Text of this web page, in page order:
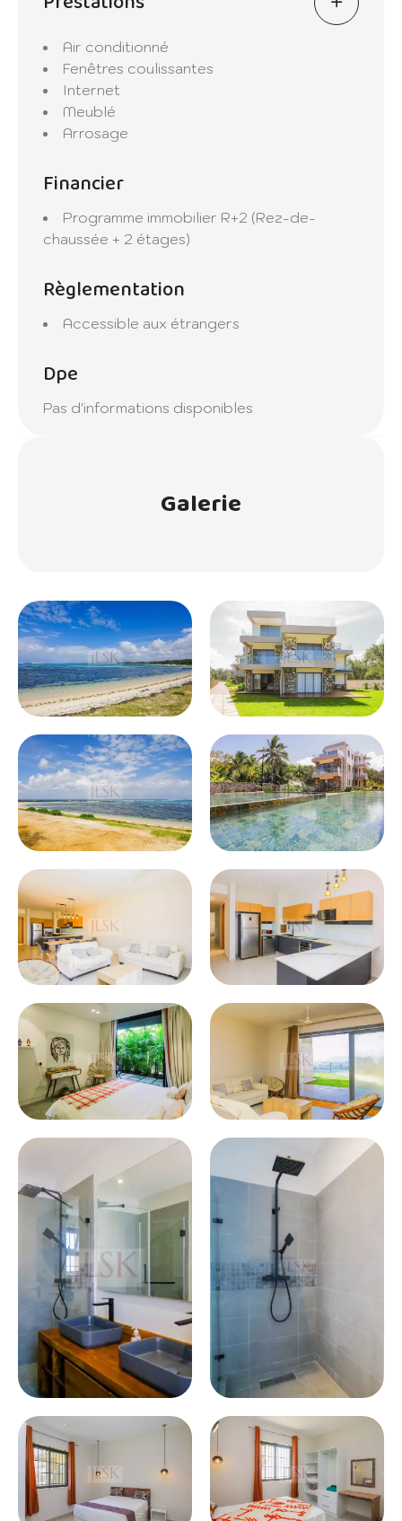
Air conditionné
Fenêtres coulissantes
Internet
Meublé
Arrosage
Financier
Programme immobilier R+2 (Rez-de-
chaussée + 2 étages)
Règlementation
Accessible aux étrangers
Dpe
Pas d'informations disponibles
Galerie